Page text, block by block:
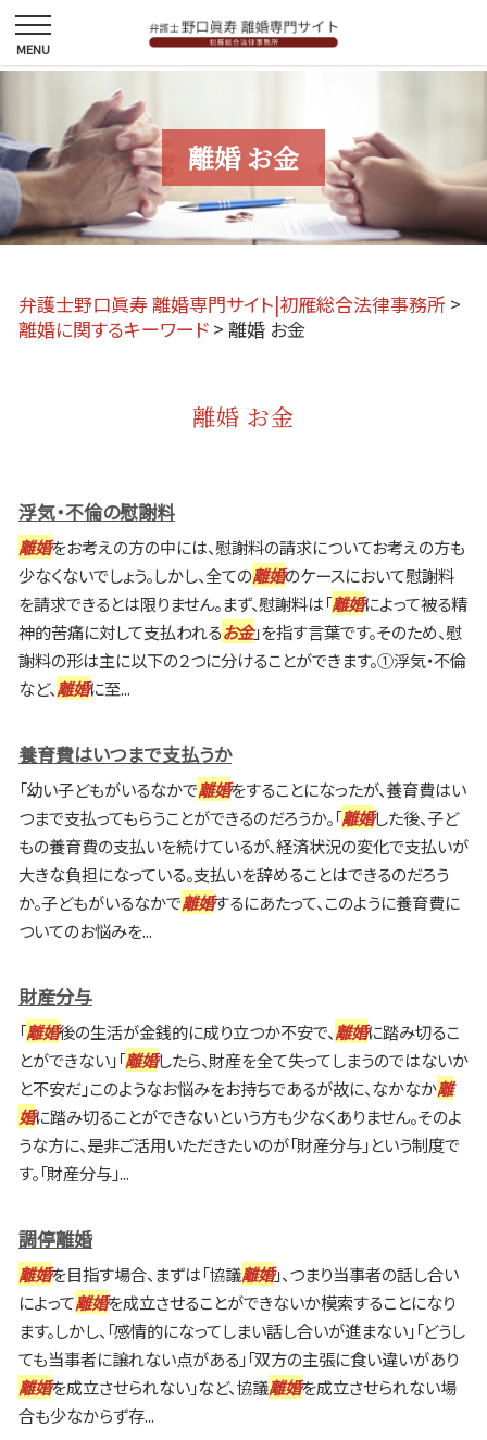
離婚 お金
弁護士野口眞寿 離婚専門サイト|初雁総合法律事務所 >
離婚に関するキーワード > 離婚 お金
離婚 お金
浮気・不倫の慰謝料
離婚をお考えの方の中には、慰謝料の請求についてお考えの方も
少なくないでしょう。しかし、全ての離婚のケースにおいて慰謝料
を請求できるとは限りません。まず、慰謝料は「離婚によって被る精
神的苦痛に対して支払われるお金」を指す言葉です。そのため、慰
謝料の形は主に以下の２つに分けることができます。①浮気・不倫
など、離婚に至...
養育費はいつまで支払うか
「幼い子どもがいるなかで離婚をすることになったが、養育費はい
つまで支払ってもらうことができるのだろうか。「離婚した後、子ど
もの養育費の支払いを続けているが、経済状況の変化で支払いが
大きな負担になっている。支払いを辞めることはできるのだろう
か。子どもがいるなかで離婚するにあたって、このように養育費に
ついてのお悩みを...
財産分与
「離婚後の生活が金銭的に成り立つか不安で、離婚に踏み切るこ
とができない」「離婚したら、財産を全て失ってしまうのではないか
と不安だ」このようなお悩みをお持ちであるが故に、なかなか離
婚に踏み切ることができないという方も少なくありません。そのよ
うな方に、是非ご活用いただきたいのが「財産分与」という制度で
す。「財産分与」...
調停離婚
離婚を目指す場合、まずは「協議離婚」、つまり当事者の話し合い
によって離婚を成立させることができないか模索することになり
ます。しかし、「感情的になってしまい話し合いが進まない」「どうし
ても当事者に譲れない点がある」「双方の主張に食い違いがあり
離婚を成立させられない」など、協議離婚を成立させられない場
合も少なからず存...